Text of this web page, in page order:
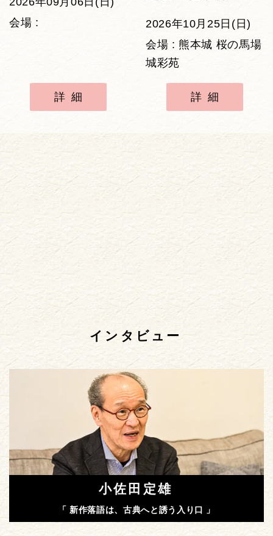
会場 :
詳細
2026年10月25日(日)
会場 : 熊本城 桜の馬場
城彩苑
詳細
インタビュー
小佐田定雄
「 新作落語は、古典へと誘う入り口 」